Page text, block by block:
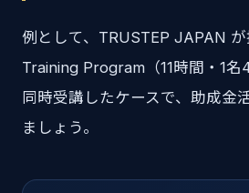
例として、TRUSTEP JAPAN
Training Program（11時間・1
同時受講したケースで、助成金
ましょう。